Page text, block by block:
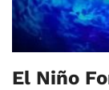
El Niño